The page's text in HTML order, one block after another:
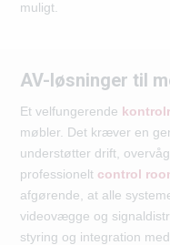
muligt.
AV-løsninger til
Et velfungerende
møbler. Det kræver en
understøtter drift,
professionelt control
afgørende, at alle
videovægge og
styring og integration